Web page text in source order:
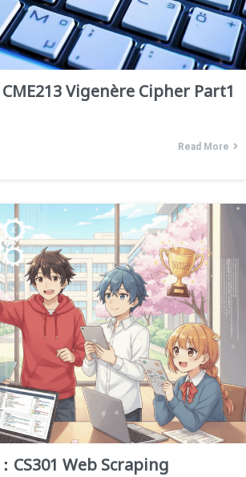
Vigenère Cipher Part1
Read More
CS301 Web Scraping